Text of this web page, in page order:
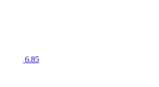
6.85